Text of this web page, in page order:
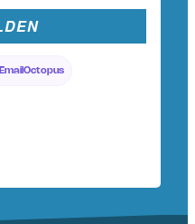
EmailOctopus